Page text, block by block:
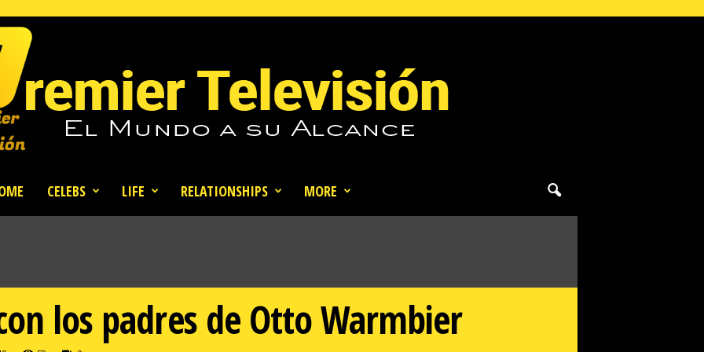
CELEBS LIFE RELATIONSHIPS MORE
los padres de Otto Warmbier